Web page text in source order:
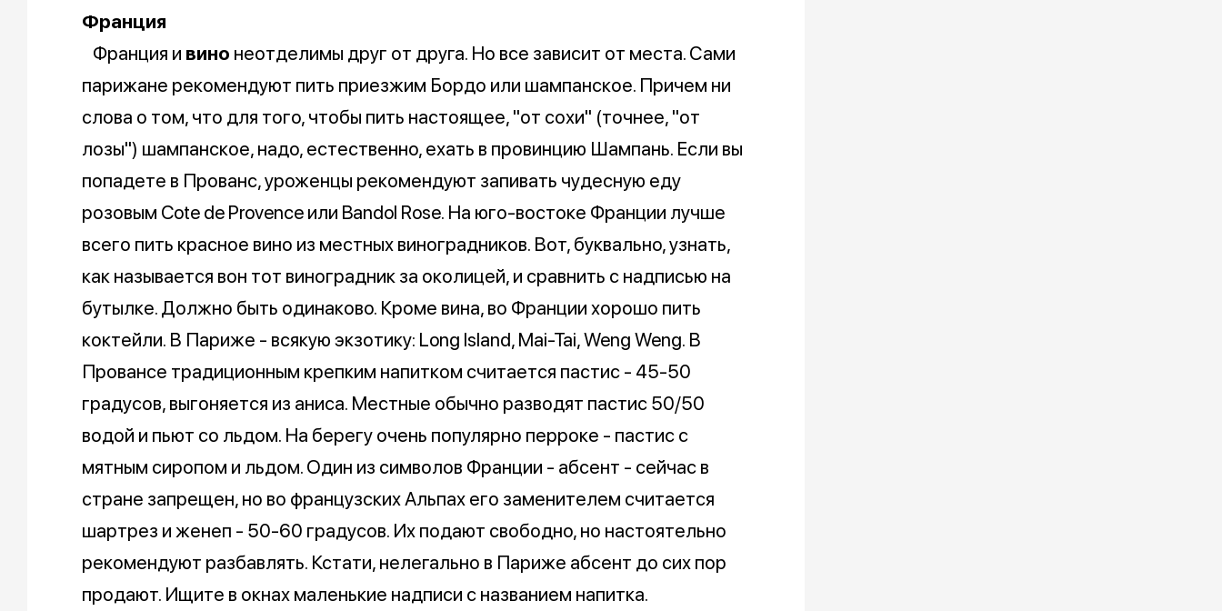
Франция
Франция и вино неотделимы друг от друга. Но все зависит от места. Сами
парижане рекомендуют пить приезжим Бордо или шампанское. Причем ни
слова о том, что для того, чтобы пить настоящее, "от сохи" (точнее, "от
лозы") шампанское, надо, естественно, ехать в провинцию Шампань. Если вы
попадете в Прованс, уроженцы рекомендуют запивать чудесную еду
розовым Cote de Provence или Bandol Rose. На юго-востоке Франции лучше
всего пить красное вино из местных виноградников. Вот, буквально, узнать,
как называется вон тот виноградник за околицей, и сравнить с надписью на
бутылке. Должно быть одинаково. Кроме вина, во Франции хорошо пить
коктейли. В Париже - всякую экзотику: Long Island, Mai-Tai, Weng Weng. В
Провансе традиционным крепким напитком считается пастис - 45-50
градусов, выгоняется из аниса. Местные обычно разводят пастис 50/50
водой и пьют со льдом. На берегу очень популярно перроке - пастис с
мятным сиропом и льдом. Один из символов Франции - абсент - сейчас в
стране запрещен, но во французских Альпах его заменителем считается
шартрез и женеп - 50-60 градусов. Их подают свободно, но настоятельно
рекомендуют разбавлять. Кстати, нелегально в Париже абсент до сих пор
продают. Ищите в окнах маленькие надписи с названием напитка.